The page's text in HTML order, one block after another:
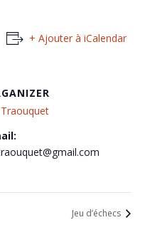
+ Ajouter à iCalendar
Jeu d’échecs